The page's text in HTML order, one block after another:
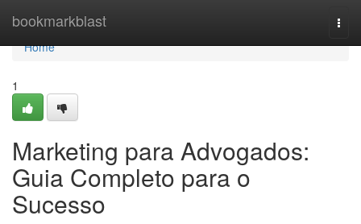
bookmarkblast
Home
Home
1
Marketing para Advogados:
Guia Completo para o
Sucesso